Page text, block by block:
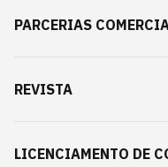
PARCERIAS
REVISTA
LICENCIAMENTO DE